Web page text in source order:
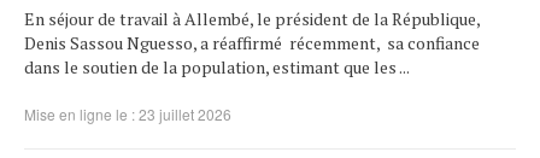
En séjour de travail à Allembé, le président de la République,
Denis Sassou Nguesso, a réaffirmé récemment, sa confiance
dans le soutien de la population, estimant que les ...
Mise en ligne le : 23 juillet 2026